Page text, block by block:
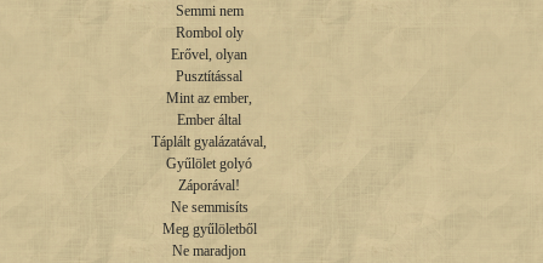
Semmi nem
Rombol oly
Erővel, olyan
Pusztítással
Mint az ember,
Ember által
Táplált gyalázatával,
Gyűlölet golyó
Záporával!
Ne semmisíts
Meg gyűlöletből
Ne maradjon